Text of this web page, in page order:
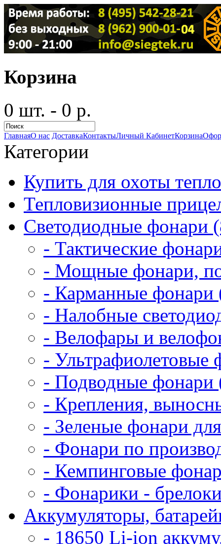
Корзина
0 шт. - 0 р.
ГлавнаяО нас ДоставкаКонтактыЛичный КабинетКорзина
Категории
Купить для охоты
Тепловизионные
Светодиодные фонари
- Тактические
- Мощные фонари,
- Карманные фонари
- Налобные
- Велофары и
- Ультрафиолетовые
- Подводные фонари
- Крепления,
- Зеленые фонари
- Фонари по
- Кемпинговые
- Фонарики -
Аккумуляторы,
- 18650 Li-ion